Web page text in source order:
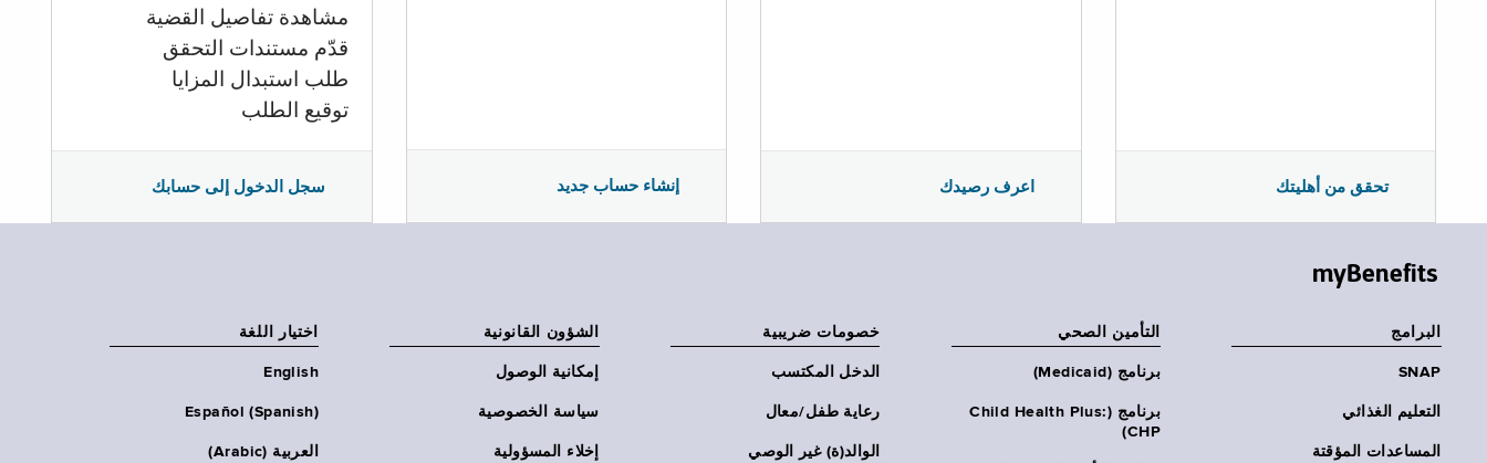
مشاهدة تفاصيل القضية
قدّم مستندات التحقق
طلب استبدال المزايا
توقيع الطلب
سجل الدخول إلى حسابك إنشاء حساب جديد اعرف رصيدك تحقق من أهليتك
myBenefits
البرامج
SNAP
التعليم الغذائي
المساعدات المؤقتة
التأمين الصحي
برنامج (Medicaid)
برنامج (Child Health Plus:
CHP)
خصومات ضريبية
الدخل المكتسب
رعاية طفل/معال
الوالد(ة) غير الوصي
الشؤون القانونية
إمكانية الوصول
سياسة الخصوصية
إخلاء المسؤولية
اختيار اللغة
English
Español (Spanish)
العربية (Arabic)